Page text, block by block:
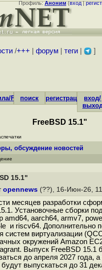
Профиль:Аноним(вход|
/+++ форум| теги| ]
FAQпоиск регистрациявход/
FreeBSD 15.1"
обсуждение новостей
15.1"
opennews (??), 16-Июн-26,
месяцев разработки
Установочные сборки
amd64, aarch64, armv7,
и riscv64. Дополнительно
систем виртуализации
окружений Amazon
Выпуск FreeBSD 15.1
до апреля 2027 года,
будут выпускаться до 31